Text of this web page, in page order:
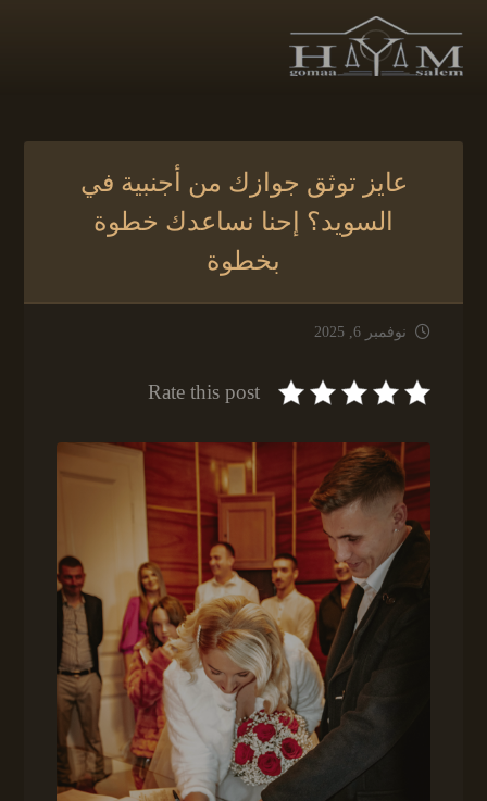
عايز توثق جوازك من أجنبية في
السويد؟ إحنا نساعدك خطوة
بخطوة
نوفمبر 6, 2025
Rate this post